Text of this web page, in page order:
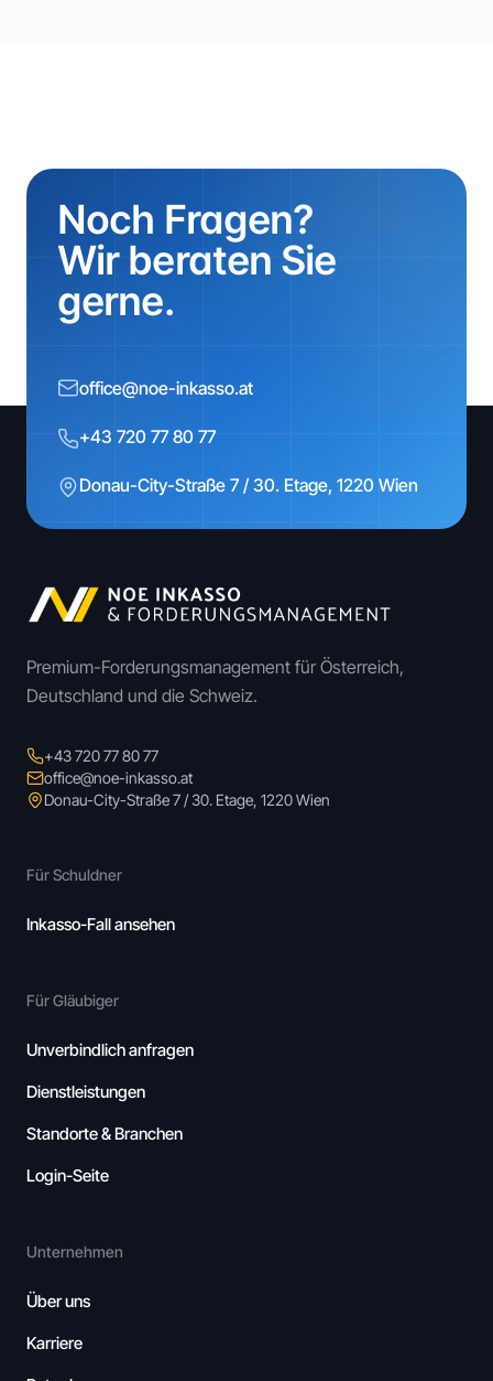
Noch Fragen?
Wir beraten Sie
gerne.
office@noe-inkasso.at
+43 720 77 80 77
Donau-City-Straße 7 / 30. Etage, 1220 Wien
Premium-Forderungsmanagement für Österreich,
Deutschland und die Schweiz.
+43 720 77 80 77
office@noe-inkasso.at
Donau-City-Straße 7 / 30. Etage, 1220 Wien
Für Schuldner
Inkasso-Fall ansehen
Für Gläubiger
Unverbindlich anfragen
Dienstleistungen
Standorte & Branchen
Login-Seite
Unternehmen
Über uns
Karriere